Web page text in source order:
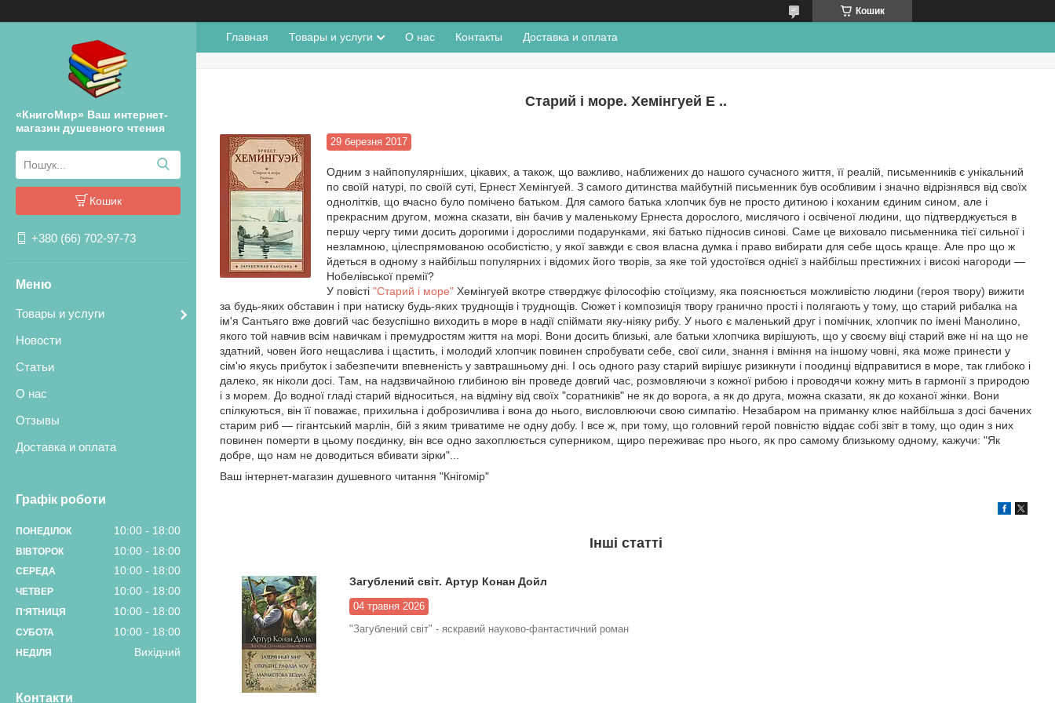
Кошик
«КнигоМир» Ваш интернет-
магазин душевного чтения
Кошик
+380 (66) 702-97-73
Товары и услуги
Новости
Статьи
О нас
Отзывы
Доставка и оплата
Графік роботи
ПОНЕДІЛОК 10:00 18:00
ВІВТОРОК 10:00 18:00
СЕРЕДА 10:00 18:00
ЧЕТВЕР 10:00 18:00
ПʼЯТНИЦЯ 10:00 18:00
СУБОТА 10:00 18:00
НЕДІЛЯ Вихідний
Контакти
Главная Товары и услуги О нас Контакты Доставка и оплата
Старий і море. Хемінгуей Е ..
29 березня 2017
Одним з найпопулярніших, цікавих, а також, що важливо, наближених до нашого сучасного життя, її реалій, письменників є унікальний
по своїй натурі, по своїй суті, Ернест Хемінгуей. З самого дитинства майбутній письменник був особливим і значно відрізнявся від своїх
однолітків, що вчасно було помічено батьком. Для самого батька хлопчик був не просто дитиною і коханим єдиним сином, але і
прекрасним другом, можна сказати, він бачив у маленькому Ернеста дорослого, мислячого і освіченої людини, що підтверджується в
першу чергу тими досить дорогими і дорослими подарунками, які батько підносив синові. Саме це виховало письменника тієї сильної і
незламною, цілеспрямованою особистістю, у якої завжди є своя власна думка і право вибирати для себе щось краще. Але про що ж
йдеться в одному з найбільш популярних і відомих його творів, за яке той удостоївся однієї з найбільш престижних і високі нагороди —
Нобелівської премії?
У повісті "Старий і море" Хемінгуей вкотре стверджує філософію стоїцизму, яка пояснюється можливістю людини (героя твору) вижити
за будь-яких обставин і при натиску будь-яких труднощів і труднощів. Сюжет і композиція твору гранично прості і полягають у тому, що старий рибалка на
ім'я Сантьяго вже довгий час безуспішно виходить в море в надії спіймати яку-ніяку рибу. У нього є маленький друг і помічник, хлопчик по імені Манолино,
якого той навчив всім навичкам і премудростям життя на морі. Вони досить близькі, але батьки хлопчика вирішують, що у своєму віці старий вже ні на що не
здатний, човен його нещаслива і щастить, і молодий хлопчик повинен спробувати себе, свої сили, знання і вміння на іншому човні, яка може принести у
сім'ю якусь прибуток і забезпечити впевненість у завтрашньому дні. І ось одного разу старий вирішує ризикнути і поодинці відправитися в море, так глибоко і
далеко, як ніколи досі. Там, на надзвичайною глибиною він проведе довгий час, розмовляючи з кожної рибою і проводячи кожну мить в гармонії з природою
і з морем. До водної гладі старий відноситься, на відміну від своїх "соратників" не як до ворога, а як до друга, можна сказати, як до коханої жінки. Вони
спілкуються, він її поважає, прихильна і доброзичлива і вона до нього, висловлюючи свою симпатію. Незабаром на приманку клює найбільша з досі бачених
старим риб — гігантський марлін, бій з яким триватиме не одну добу. І все ж, при тому, що головний герой повністю віддає собі звіт в тому, що один з них
повинен померти в цьому поєдинку, він все одно захоплюється суперником, щиро переживає про нього, як про самому близькому одному, кажучи: "Як
добре, що нам не доводиться вбивати зірки"...
Ваш інтернет-магазин душевного читання "Кнігомір"
Інші статті
Загублений світ. Артур Конан Дойл
04 травня 2026
"Загублений світ" - яскравий науково-фантастичний роман